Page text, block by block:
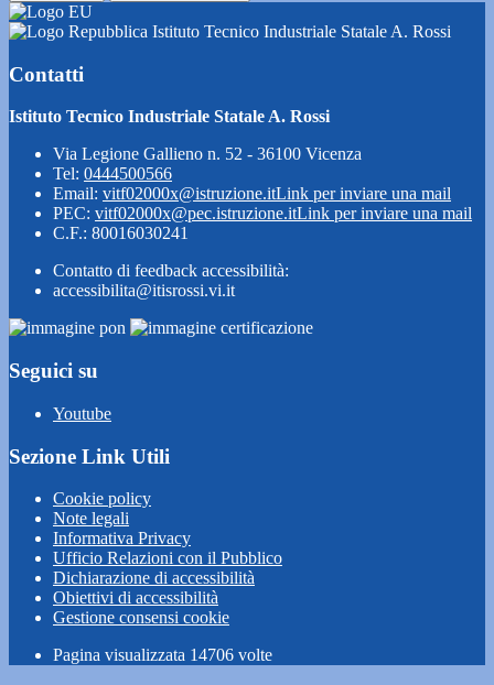
Istituto Tecnico Industriale Statale A. Rossi
Contatti
Istituto Tecnico Industriale Statale A. Rossi
Via Legione Gallieno n. 52 - 36100 Vicenza
Tel: 0444500566
Email: vitf02000x@istruzione.itLink per inviare una mail
PEC: vitf02000x@pec.istruzione.itLink per inviare una mail
C.F.: 80016030241
Contatto di feedback accessibilità:
accessibilita@itisrossi.vi.it
Seguici su
Youtube
Sezione Link Utili
Cookie policy
Note legali
Informativa Privacy
Ufficio Relazioni con il Pubblico
Dichiarazione di accessibilità
Obiettivi di accessibilità
Gestione consensi cookie
Pagina visualizzata 14706 volte